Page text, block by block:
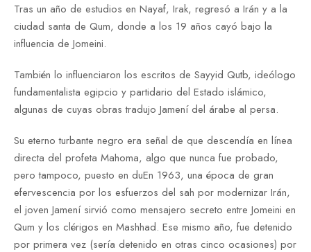
Tras un año de estudios en Nayaf, Irak, regresó a Irán y a la
ciudad santa de Qum, donde a los 19 años cayó bajo la
influencia de Jomeini.
También lo influenciaron los escritos de Sayyid Qutb, ideólogo
fundamentalista egipcio y partidario del Estado islámico,
algunas de cuyas obras tradujo Jamení del árabe al persa.
Su eterno turbante negro era señal de que descendía en línea
directa del profeta Mahoma, algo que nunca fue probado,
pero tampoco, puesto en duEn 1963, una época de gran
efervescencia por los esfuerzos del sah por modernizar Irán,
el joven Jamení sirvió como mensajero secreto entre Jomeini en
Qum y los clérigos en Mashhad. Ese mismo año, fue detenido
por primera vez (sería detenido en otras cinco ocasiones) por